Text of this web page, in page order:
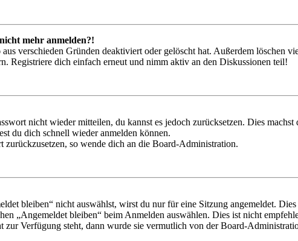
mehr anmelden?!
verschieden Gründen deaktiviert oder gelöscht hat. Außerdem löschen
Registriere dich einfach erneut und nimm aktiv an den Diskussionen teil!
nicht wieder mitteilen, du kannst es jedoch zurücksetzen. Dies
du dich schnell wieder anmelden können.
zurückzusetzen, so wende dich an die Board-Administration.
bleiben“ nicht auswählst, wirst du nur für eine Sitzung angemeldet.
„Angemeldet bleiben“ beim Anmelden auswählen. Dies ist nicht
Verfügung steht, dann wurde sie vermutlich von der Board-